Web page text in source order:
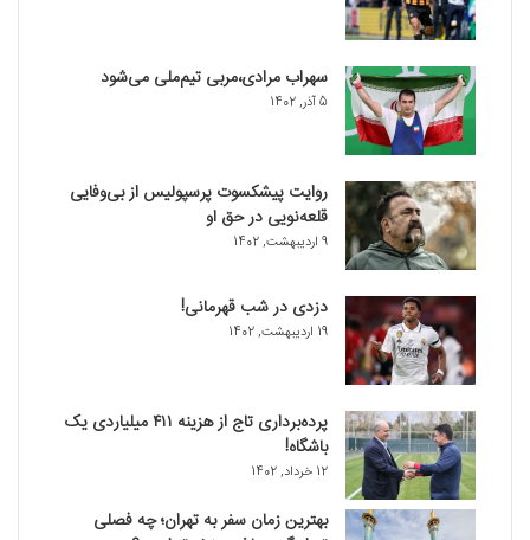
سهراب مرادی،مربی تیم‌ملی می‌شود
5 آذر, 1402
روایت پیشکسوت پرسپولیس از بی‌وفایی
قلعه‌نویی در حق او
9 اردیبهشت, 1402
دزدی در شب قهرمانی!
19 اردیبهشت, 1402
پرده‌برداری تاج از هزینه ۴۱۱ میلیاردی یک
باشگاه!
12 خرداد, 1402
بهترین زمان سفر به تهران؛ چه فصلی